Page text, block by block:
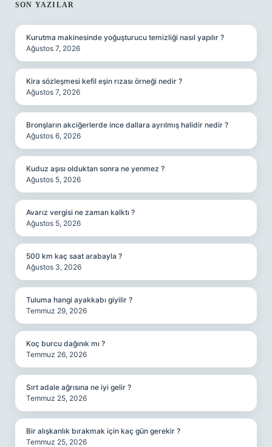
SIDEBAR
SON YAZILAR
Kurutma makinesinde yoğuşturucu temizliği nasıl yapılır ?
Ağustos 7, 2026
Kira sözleşmesi kefil eşin rızası örneği nedir ?
Ağustos 7, 2026
Bronşların akciğerlerde ince dallara ayrılmış halidir nedir ?
Ağustos 6, 2026
Kuduz aşısı olduktan sonra ne yenmez ?
Ağustos 5, 2026
Avarız vergisi ne zaman kalktı ?
Ağustos 5, 2026
500 km kaç saat arabayla ?
Ağustos 3, 2026
Tuluma hangi ayakkabı giyilir ?
Temmuz 29, 2026
Koç burcu dağınık mı ?
Temmuz 26, 2026
Sırt adale ağrısına ne iyi gelir ?
Temmuz 25, 2026
Bir alışkanlık bırakmak için kaç gün gerekir ?
Temmuz 25, 2026